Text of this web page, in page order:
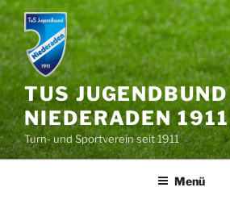
Zum
Inhalt
springen
TUS JUGENDBUND
NIEDERADEN 1911
Turn- und Sportverein seit 1911
Menü